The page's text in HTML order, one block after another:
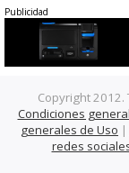
Publicidad
Copyright
Condiciones
generales de Uso |
redes